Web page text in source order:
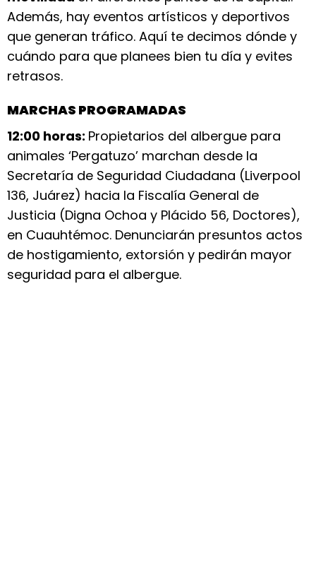
Además, hay eventos artísticos y deportivos
que generan tráfico. Aquí te decimos dónde y
cuándo para que planees bien tu día y evites
retrasos.
MARCHAS PROGRAMADAS
12:00 horas: Propietarios del albergue para
animales ‘Pergatuzo’ marchan desde la
Secretaría de Seguridad Ciudadana (Liverpool
136, Juárez) hacia la Fiscalía General de
Justicia (Digna Ochoa y Plácido 56, Doctores),
en Cuauhtémoc. Denunciarán presuntos actos
de hostigamiento, extorsión y pedirán mayor
seguridad para el albergue.